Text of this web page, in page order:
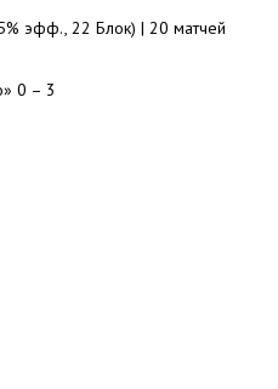
эфф., 22 Блок) | 20 матчей
0 – 3